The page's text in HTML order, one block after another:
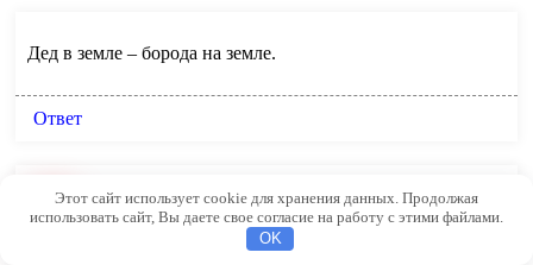
Дед в земле – борода на земле.
Ответ
Добавим пряный аромат
В суп, картошку и салат
Вкусно пахнет? Ешь скорей
Этот сайт использует cookie для хранения данных. Продолжая
использовать сайт, Вы даете свое согласие на работу с этими файлами.
OK